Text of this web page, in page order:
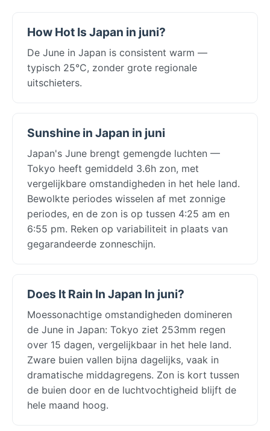
How Hot Is Japan in juni?
De June in Japan is consistent warm —
typisch 25°C, zonder grote regionale
uitschieters.
Sunshine in Japan in juni
Japan's June brengt gemengde luchten —
Tokyo heeft gemiddeld 3.6h zon, met
vergelijkbare omstandigheden in het hele land.
Bewolkte periodes wisselen af met zonnige
periodes, en de zon is op tussen 4:25 am en
6:55 pm. Reken op variabiliteit in plaats van
gegarandeerde zonneschijn.
Does It Rain In Japan In juni?
Moessonachtige omstandigheden domineren
de June in Japan: Tokyo ziet 253mm regen
over 15 dagen, vergelijkbaar in het hele land.
Zware buien vallen bijna dagelijks, vaak in
dramatische middagregens. Zon is kort tussen
de buien door en de luchtvochtigheid blijft de
hele maand hoog.